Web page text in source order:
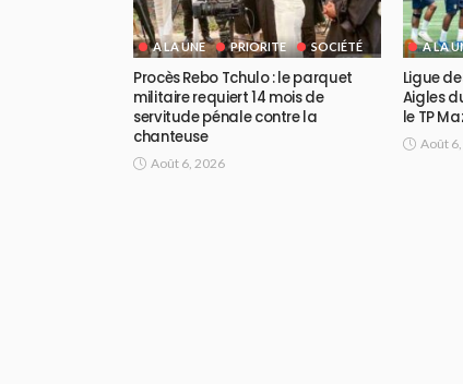
A LA UNE PRIORITE SOCIÉTÉ
Procès Rebo Tchulo : le parquet
militaire requiert 14 mois de
servitude pénale contre la
chanteuse
Août 6, 2026
A LA
Ligue
Aigles
le TP
Août